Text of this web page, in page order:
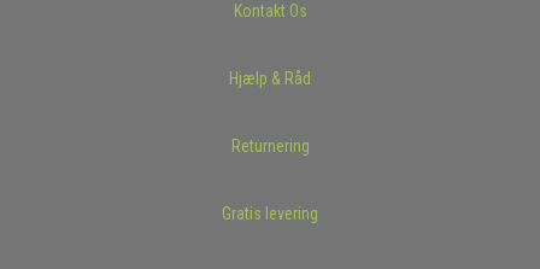
Kontakt Os
Hjælp & Råd
Returnering
Gratis levering